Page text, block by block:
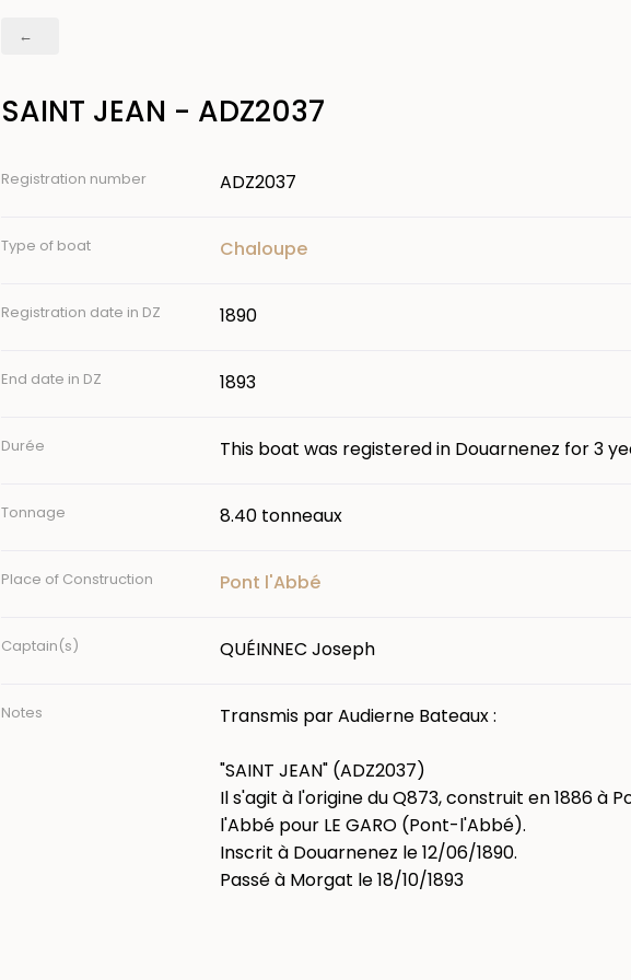
Breadcrumb
SAINT JEAN - ADZ2037
Registration number ADZ2037
Type of boat Chaloupe
Registration date in DZ 1890
End date in DZ 1893
Durée This boat was registered in Douarnenez for 3
Tonnage 8.40 tonneaux
Place of Construction Pont l'Abbé
Captain(s) QUÉINNEC Joseph
Notes Transmis par Audierne Bateaux :
"SAINT JEAN" (ADZ2037)
Il s'agit à l'origine du Q873, construit en 1886 à
l'Abbé pour LE GARO (Pont-l'Abbé).
Inscrit à Douarnenez le 12/06/1890.
Passé à Morgat le 18/10/1893